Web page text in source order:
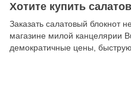
Хотите купить
Заказать салатовый блокнот
магазине милой канцелярии
демократичные цены, быструю